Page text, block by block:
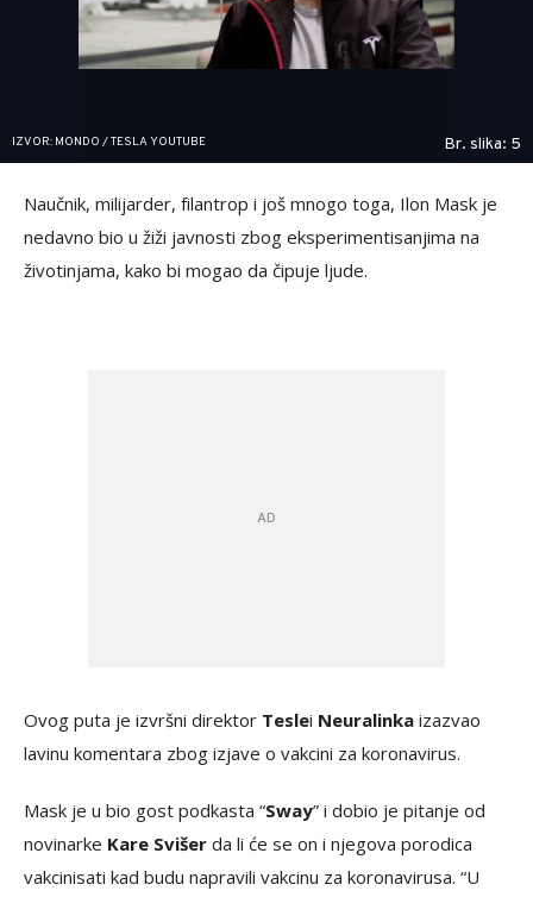
IZVOR: MONDO / TESLA YOUTUBE Br. slika: 5
Naučnik, milijarder, filantrop i još mnogo toga, Ilon Mask je
nedavno bio u žiži javnosti zbog eksperimentisanjima na
životinjama, kako bi mogao da čipuje ljude.
Ovog puta je izvršni direktor Teslei Neuralinka izazvao
lavinu komentara zbog izjave o vakcini za koronavirus.
Mask je u bio gost podkasta “Sway” i dobio je pitanje od
novinarke Kare Svišer da li će se on i njegova porodica
vakcinisati kad budu napravili vakcinu za koronavirusa. “U